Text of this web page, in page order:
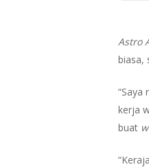
Astro
biasa,
“Saya
kerja
buat